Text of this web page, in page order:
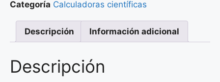
Categoría Calculadoras científicas
Descripción Información adicional
Descripción